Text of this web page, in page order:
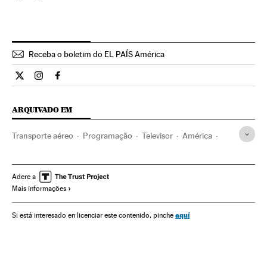
Receba o boletim do EL PAÍS América
Internacional El País Brasil en Twitter
Internacional El País Brasil en Instagram
Internacional El País Brasil en Facebook
ARQUIVADO EM
Transporte aéreo Programação Televisor América
Comunicação Helicópteros
Camille Muffat
Programa tv América do Sul América Latina
Adere a
Mais informações
Si está interesado en licenciar este contenido, pinche aquí